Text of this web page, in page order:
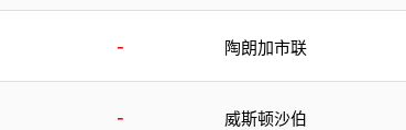
- 陶朗加市联
- 威斯顿沙伯